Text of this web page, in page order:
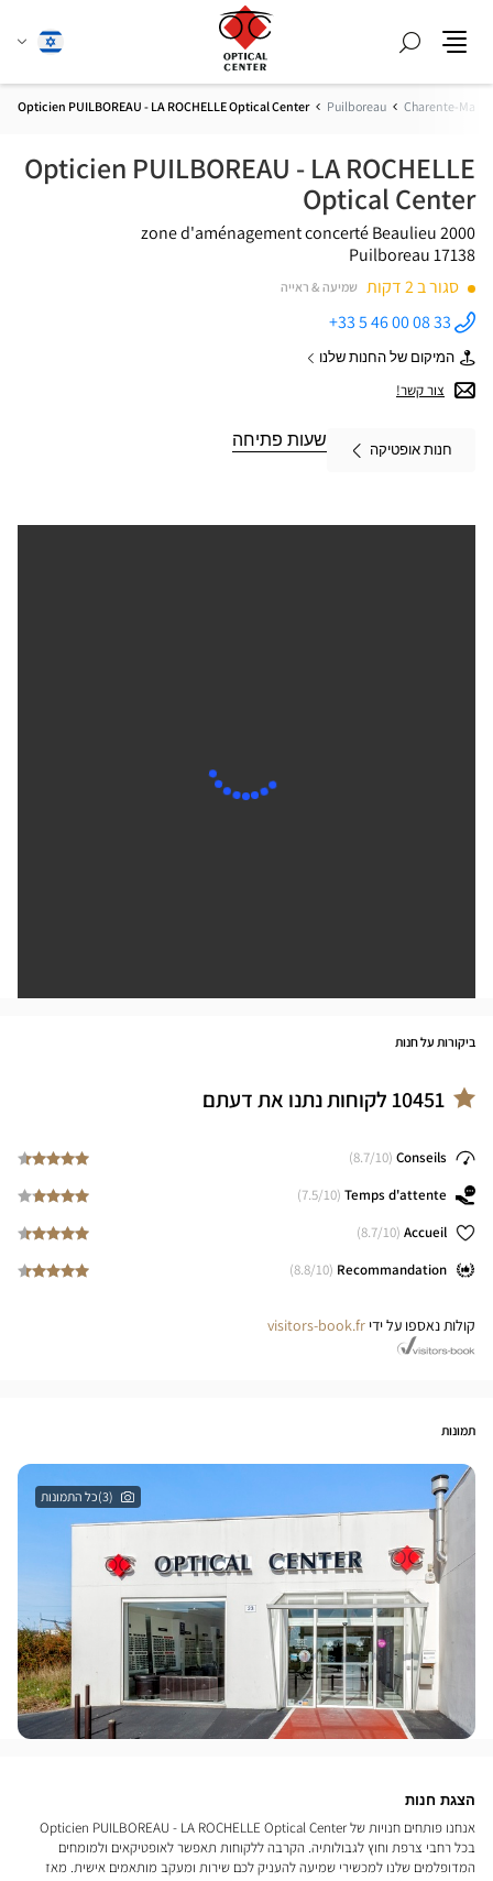
חפש
שנהעברית
Charente-
Puilboreau
Opticien PUILBOREAU - LA ROCHELLE Optical Center
Opticien PUILBOREAU - LA ROCHELLE
Optical Center
zone d'aménagement concerté Beaulieu 2000
17138 Puilboreau
סגור ב 2 דקות
שמיעה & ראייה
התקשר
לחנות
Opticien
PUILBOREAU
- LA
Center ב
+33 5 46 00 08 33
המיקום של החנות שלנו של
Opticien
PUILBOREAU
ROCHELLE
צור קשר!
חנות אופטיקה
שעות פתיחה
ביקורות על חנות
10451לקוחות נתנו את דעתם
Conseils
(
8.7/10)
Temps d'attente
(
7.5/10)
Accueil
(
8.7/10)
Recommandation
(
8.8/10)
קולות נאספו על ידי visitors-book.fr
תמונות
(3)כל התמונות
הצגת חנות
אנחנו פותחים חנויות של Opticien PUILBOREAU - LA ROCHELLE Optical Center
בכל רחבי צרפת וחוץ לגבולותיה. הקרבה ללקוחות תאפשר לאופטיקאים ולמומחים
המדופלמים שלנו למכשירי שמיעה להעניק לכם שירות ומעקב מותאמים אישית. מאז